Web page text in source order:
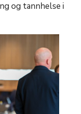
og tannhelse i